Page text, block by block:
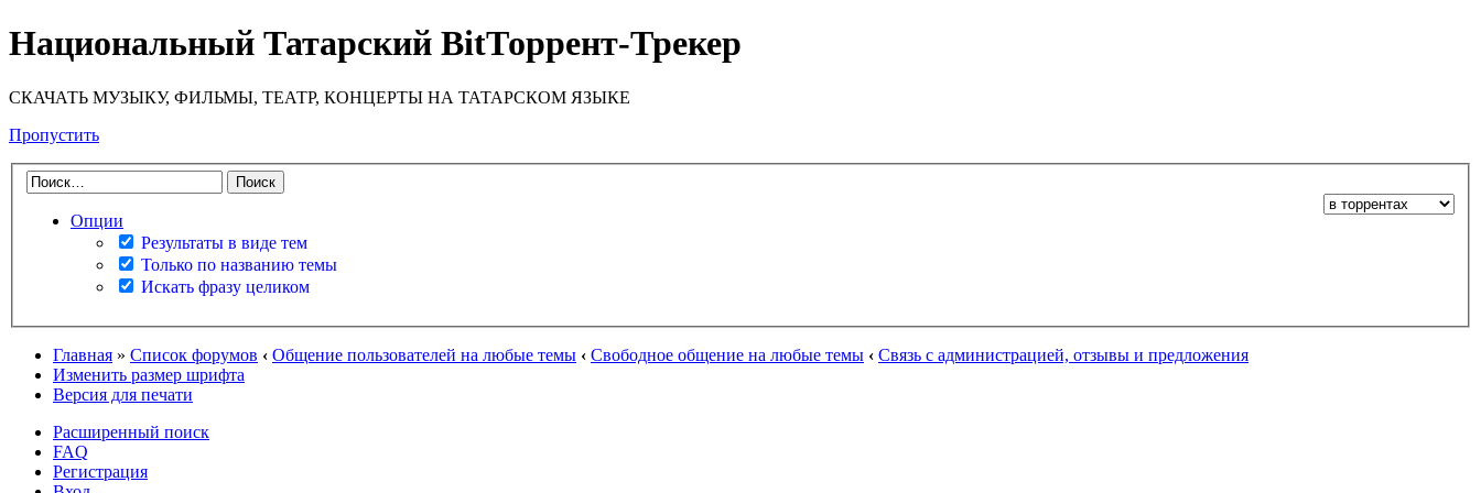
Национальный Татарский BitТоррент-Трекер
СКАЧАТЬ МУЗЫКУ, ФИЛЬМЫ, ТЕАТР, КОНЦЕРТЫ НА ТАТАРСКОМ ЯЗЫКЕ
Пропустить
Опции
Результаты в виде тем
Только по названию темы
Искать фразу целиком
Главная » Список форумов ‹ Общение пользователей на любые темы ‹ Свободное общение на любые темы ‹ Связь с администрацией, отзывы и предложения
Изменить размер шрифта
Версия для печати
Расширенный поиск
FAQ
Регистрация